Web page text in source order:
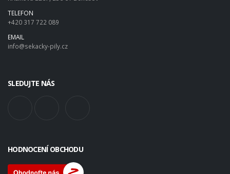
TELEFON
+420 317 722 089
EMAIL
info@sekacky-pily.cz
SLEDUJTE NÁS
HODNOCENÍ OBCHODU